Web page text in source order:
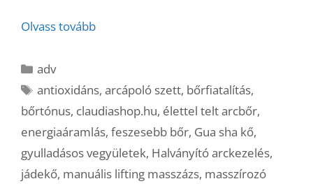
Olvass tovább
Kategória
adv
Címkék
antioxidáns,arcápoló szett, bőrfiatalítás,
bőrtónus, claudiashop.hu, élettel telt arcbőr,
energiaáramlás, feszesebb bőr, Gua sha kő,
gyulladásos vegyületek, Halványító arckezelés,
jádekő, manuális lifting masszázs, masszírozó